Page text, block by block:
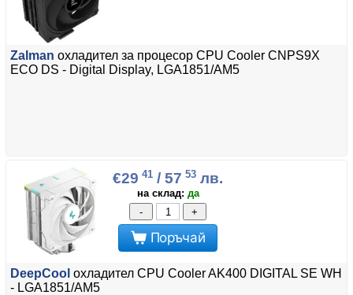
Zalman охладител за процесор CPU Cooler CNPS9X
ECO DS - Digital Display, LGA1851/AM5
€29 41 / 57 53 лв.
на склад: да
-
+
Поръчай
DeepCool охладител CPU Cooler AK400 DIGITAL SE WH
- LGA1851/AM5